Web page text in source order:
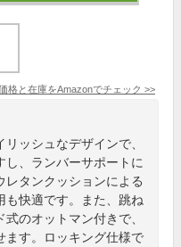
格と在庫をAmazonでチェック >>
ッシュなデザインで、
し、ランバーサポートに
レタンクッションによる
も快適です。また、跳ね
のオットマン付きで、
ます。ロッキング仕様で